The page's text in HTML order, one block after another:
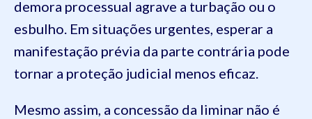
demora processual agrave a turbação ou o
esbulho. Em situações urgentes, esperar a
manifestação prévia da parte contrária pode
tornar a proteção judicial menos eficaz.
Mesmo assim, a concessão da liminar não é